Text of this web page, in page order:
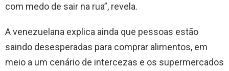
com medo de sair na rua”, revela.
A venezuelana explica ainda que pessoas estão
saindo desesperadas para comprar alimentos, em
meio a um cenário de intercezas e os supermercados